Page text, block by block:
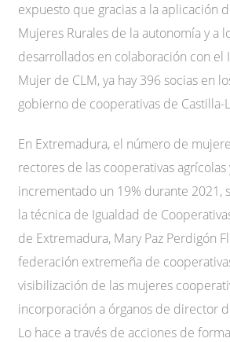
expuesto que gracias a la aplicación
Mujeres Rurales de la autonomía y a
desarrollados en colaboración con el
Mujer de CLM, ya hay 396 socias en
gobierno de cooperativas de Castilla-
En Extremadura, el número de
rectores de las cooperativas agrícolas
incrementado un 19% durante 2021,
la técnica de Igualdad de
de Extremadura, Mary Paz Perdigón
federación extremeña de
visibilización de las mujeres
incorporación a órganos de director
Lo hace a través de acciones de